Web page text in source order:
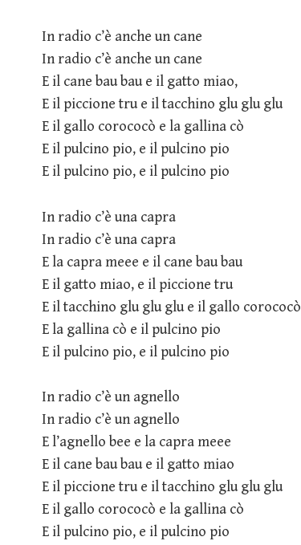
In radio c’è anche un cane
In radio c’è anche un cane
E il cane bau bau e il gatto miao,
E il piccione tru e il tacchino glu glu glu
E il gallo corococò e la gallina cò
E il pulcino pio, e il pulcino pio
E il pulcino pio, e il pulcino pio
In radio c’è una capra
In radio c’è una capra
E la capra meee e il cane bau bau
E il gatto miao, e il piccione tru
E il tacchino glu glu glu e il gallo corococò
E la gallina cò e il pulcino pio
E il pulcino pio, e il pulcino pio
In radio c’è un agnello
In radio c’è un agnello
E l’agnello bee e la capra meee
E il cane bau bau e il gatto miao
E il piccione tru e il tacchino glu glu glu
E il gallo corococò e la gallina cò
E il pulcino pio, e il pulcino pio